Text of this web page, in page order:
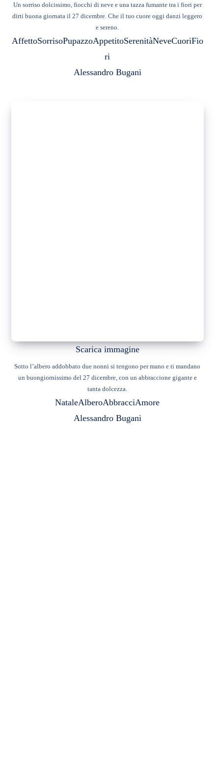
Un sorriso dolcissimo, fiocchi di neve e una tazza fumante tra i fiori per
dirti buona giornata il 27 dicembre. Che il tuo cuore oggi danzi leggero
e sereno.
AffettoSorrisoPupazzoAppetitoSerenitàNeveCuoriFio
ri
Alessandro Bugani
Scarica immagine
Sotto l’albero addobbato due nonni si tengono per mano e ti mandano
un buongiornissimo del 27 dicembre, con un abbraccione gigante e
tanta dolcezza.
NataleAlberoAbbracciAmore
Alessandro Bugani